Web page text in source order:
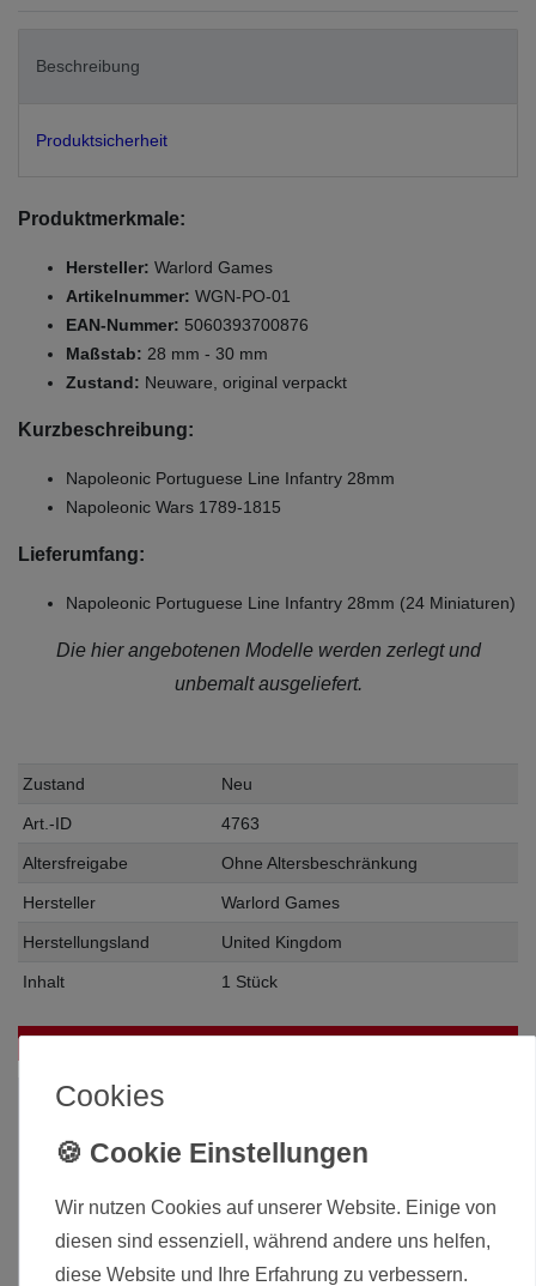
Beschreibung
Produktsicherheit
Produktmerkmale:
Hersteller: Warlord Games
Artikelnummer: WGN-PO-01
EAN-Nummer: 5060393700876
Maßstab: 28 mm - 30 mm
Zustand: Neuware, original verpackt
Kurzbeschreibung:
Napoleonic Portuguese Line Infantry 28mm
Napoleonic Wars 1789-1815
Lieferumfang:
Napoleonic Portuguese Line Infantry 28mm (24 Miniaturen)
Die hier angebotenen Modelle werden zerlegt und
unbemalt ausgeliefert.
Zustand Neu
Art.-ID 4763
Altersfreigabe Ohne Altersbeschränkung
Hersteller Warlord Games
Herstellungsland United Kingdom
Inhalt 1 Stück
-5%Cookies
Wir nutzen Cookies auf unserer Website. Einige von
diesen sind essenziell, während andere uns helfen,
diese Website und Ihre Erfahrung zu verbessern.